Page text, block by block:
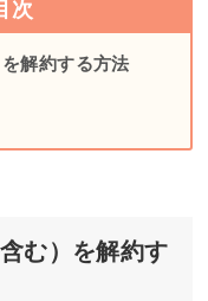
次
解約する方法
む）を解約す